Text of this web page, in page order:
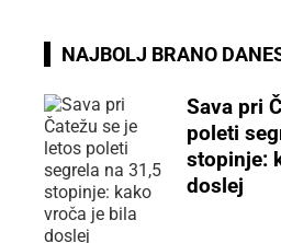
NAJBOLJ BRANO
Sava pri
poleti
stopinje:
doslej